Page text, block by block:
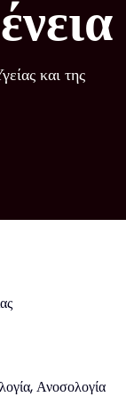
και της
Ανοσολογία